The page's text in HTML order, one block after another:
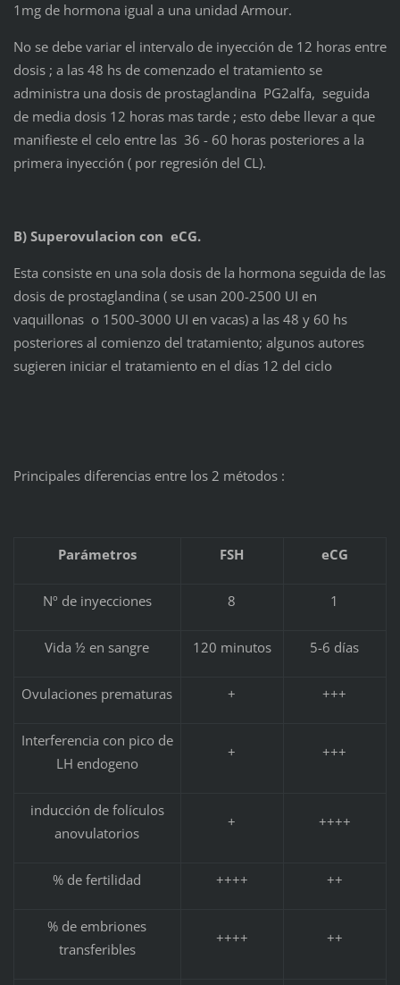
1mg de hormona igual a una unidad Armour.
No se debe variar el intervalo de inyección de 12 horas entre
dosis ; a las 48 hs de comenzado el tratamiento se
administra una dosis de prostaglandina PG2alfa, seguida
de media dosis 12 horas mas tarde ; esto debe llevar a que
manifieste el celo entre las 36 - 60 horas posteriores a la
primera inyección ( por regresión del CL).
B) Superovulacion con eCG.
Esta consiste en una sola dosis de la hormona seguida de las
dosis de prostaglandina ( se usan 200-2500 UI en
vaquillonas o 1500-3000 UI en vacas) a las 48 y 60 hs
posteriores al comienzo del tratamiento; algunos autores
sugieren iniciar el tratamiento en el días 12 del ciclo
Principales diferencias entre los 2 métodos :
Parámetros FSH eCG
Nº de inyecciones 8 1
Vida ½ en sangre 120 minutos 5-6 días
Ovulaciones prematuras + +++
Interferencia con pico de
LH endogeno
+ +++
inducción de folículos
anovulatorios
+ ++++
% de fertilidad ++++ ++
% de embriones
transferibles
++++ ++